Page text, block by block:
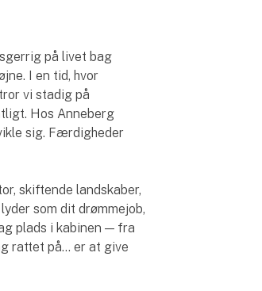
på livet bag
I en tid, hvor
vi stadig på
Hos Anneberg
sig. Færdigheder
skiftende landskaber,
som dit drømmejob,
plads i kabinen — fra
rattet på... er at give